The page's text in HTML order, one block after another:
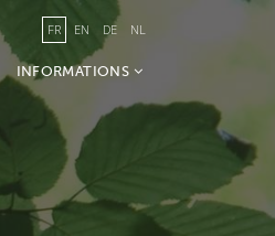
FR EN DE NL
INFORMATIONS